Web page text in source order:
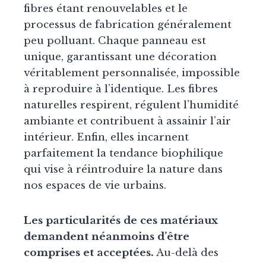
fibres étant renouvelables et le
processus de fabrication généralement
peu polluant. Chaque panneau est
unique, garantissant une décoration
véritablement personnalisée, impossible
à reproduire à l’identique. Les fibres
naturelles respirent, régulent l’humidité
ambiante et contribuent à assainir l’air
intérieur. Enfin, elles incarnent
parfaitement la tendance biophilique
qui vise à réintroduire la nature dans
nos espaces de vie urbains.
Les particularités de ces matériaux
demandent néanmoins d’être
comprises et acceptées. Au-delà des